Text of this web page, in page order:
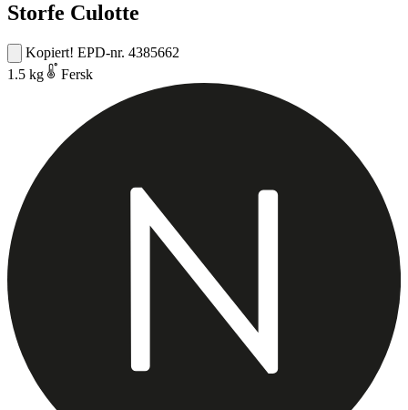
Storfe Culotte
Kopiert! EPD-nr. 4385662
1.5 kg
Fersk